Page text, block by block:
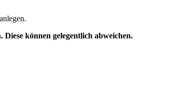
können gelegentlich abweichen.